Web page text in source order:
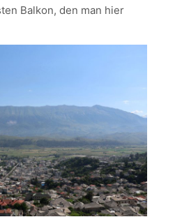
Balkon, den man hier